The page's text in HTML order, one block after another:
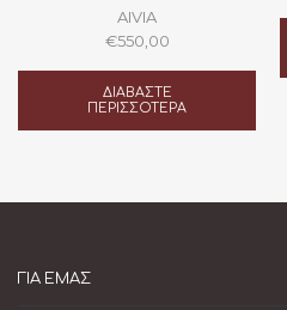
AIVIA
€550,00
ΔΙΑΒΆΣΤΕ
ΠΕΡΙΣΣΌΤΕΡΑ
ΓΙΑ ΕΜΆΣ